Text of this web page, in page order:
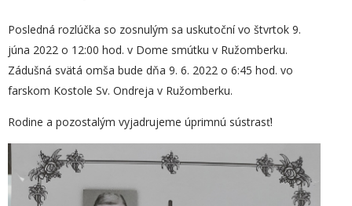
Posledná rozlúčka so zosnulým sa uskutoční vo štvrtok 9.
júna 2022 o 12:00 hod. v Dome smútku v Ružomberku.
Zádušná svätá omša bude dňa 9. 6. 2022 o 6:45 hod. vo
farskom Kostole Sv. Ondreja v Ružomberku.
Rodine a pozostalým vyjadrujeme úprimnú sústrasť!